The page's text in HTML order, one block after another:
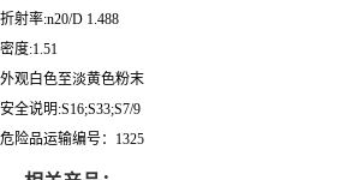
折射率:n20/D 1.488
密度:1.51
外观白色至淡黄色粉末
安全说明:S16;S33;S7/9
危险品运输编号：1325